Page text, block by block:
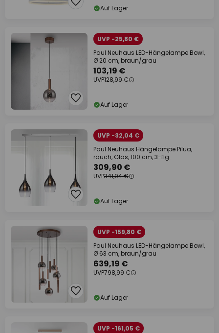
Auf Lager
UVP -25,80 €
Paul Neuhaus LED-Hängelampe Bowl,
Ø 20 cm, braun/grau
103,19 €
UVP128,99 €
Auf Lager
UVP -32,04 €
Paul Neuhaus Hängelampe Pilua,
rauch, Glas, 100 cm, 3-flg.
309,90 €
UVP341,94 €
Auf Lager
UVP -159,80 €
Paul Neuhaus LED-Hängelampe Bowl,
Ø 63 cm, braun/grau
639,19 €
UVP798,99 €
Auf Lager
UVP -161,05 €